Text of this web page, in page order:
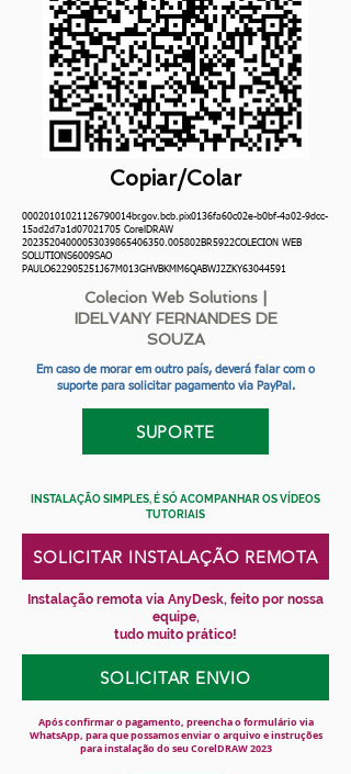
Copiar/Colar
00020101021126790014br.gov.bcb.pix0136fa60c02e-b0bf-4a02-9dcc-
15ad2d7a1d07021705 CorelDRAW
20235204000053039865406350.005802BR5922COLECION WEB
SOLUTIONS6009SAO
PAULO622905251J67M013GHVBKMM6QABWJ2ZKY63044591
Colecion Web Solutions |
IDELVANY FERNANDES DE
SOUZA
Em caso de morar em outro país, deverá falar com o
suporte para solicitar pagamento via PayPal.
SUPORTE
INSTALAÇÃO SIMPLES, É SÓ ACOMPANHAR OS VÍDEOS
TUTORIAIS
SOLICITAR INSTALAÇÃO REMOTA
Instalação remota via AnyDesk, feito por nossa
equipe,
tudo muito prático!
SOLICITAR ENVIO
Após confirmar o pagamento, preencha o formulário via
WhatsApp, para que possamos enviar o arquivo e instruções
para instalação do seu CorelDRAW 2023